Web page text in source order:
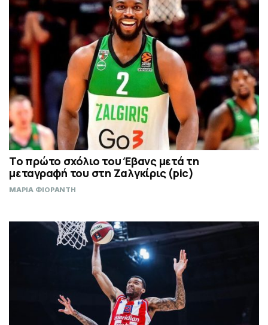
Το πρώτο σχόλιο του Έβανς μετά τη
μεταγραφή του στη Ζαλγκίρις (pic)
ΜΑΡΙΑ ΦΙΟΡΑΝΤΗ